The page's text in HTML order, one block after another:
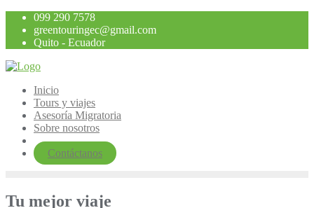
Saltar
contenido
099 290 7578
greentouringec@gmail.com
Quito - Ecuador
Inicio
Tours y viajes
Asesoría Migratoria
Sobre nosotros
Contáctanos
Tu mejor viaje